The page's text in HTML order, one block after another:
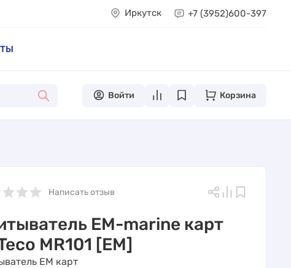
Иркутск +7 (3952)600-397
Войти Корзина
Написать отзыв
EM-marine карт
MR101 [EM]
EM карт